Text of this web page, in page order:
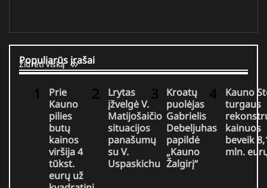
Populiarūs įrašai
Žiūrėti viską
Prie
Kauno
pilies
butų
kainos
viršija 4
tūkst.
eurų už
Lrytas
įžvelgė V.
Matijošaičio
situacijos
panašumų
su V.
Uspaskichu
Kroatų
puolėjas
Gabrielis
Debeljuhas
papildė
„Kauno
Žalgirį“
Kauno
turgaus
kainuos
beveik
mln.